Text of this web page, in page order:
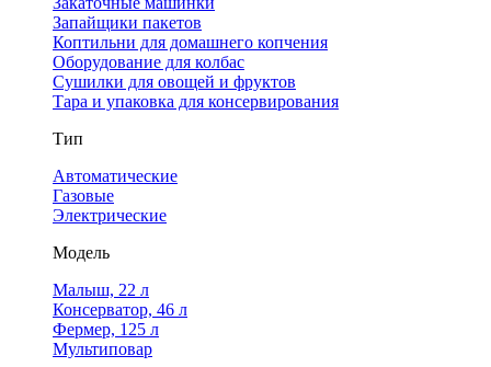
Запайщики пакетов
Коптильни для домашнего копчения
Оборудование для колбас
Сушилки для овощей и фруктов
Тара и упаковка для консервирования
Тип
Автоматические
Газовые
Электрические
Модель
Малыш, 22 л
Консерватор, 46 л
Фермер, 125 л
Мультиповар